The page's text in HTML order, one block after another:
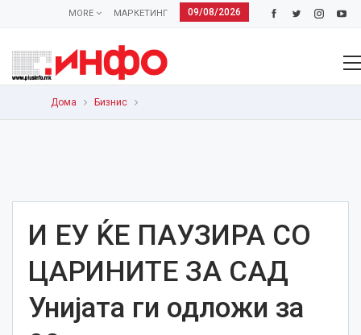
09/08/2026
МАРКЕТИНГ
MORE
Дома Бизнис
И ЕУ ЌЕ ПАУЗИРА СО
ЦАРИНИТЕ ЗА САД
Унијата ги одложи за